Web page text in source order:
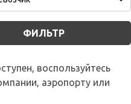
ФИЛЬТР
воспользуйтесь
аэропорту или